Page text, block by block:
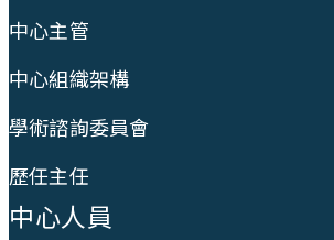
中心主管
中心組織架構
學術諮詢委員會
歷任主任
中心人員